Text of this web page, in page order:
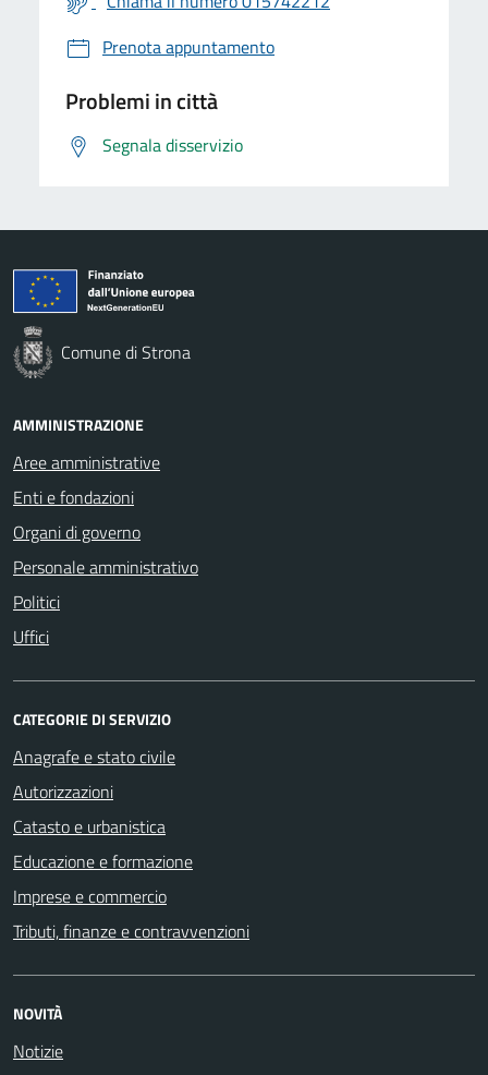
Prenota appuntamento
Problemi in città
Segnala disservizio
Comune di Strona
AMMINISTRAZIONE
Aree amministrative
Enti e fondazioni
Organi di governo
Personale amministrativo
Politici
Uffici
CATEGORIE DI SERVIZIO
Anagrafe e stato civile
Autorizzazioni
Catasto e urbanistica
Educazione e formazione
Imprese e commercio
Tributi, finanze e contravvenzioni
NOVITÀ
Notizie